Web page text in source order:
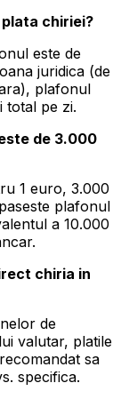
chiriei?
este de
juridica (de
plafonul
total pe zi.
de 3.000
1 euro, 3.000
plafonul
a 10.000
chiria in
de
valutar, platile
sa
specifica.